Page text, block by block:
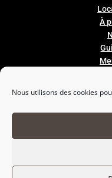
Nous utilisons des cookies
À